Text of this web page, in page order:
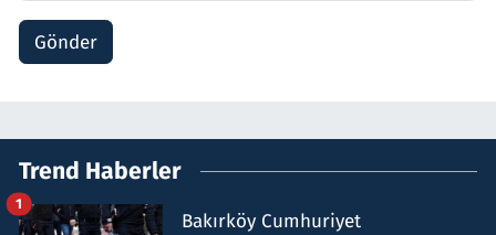
Gönder
Trend Haberler
Bakırköy Cumhuriyet
1